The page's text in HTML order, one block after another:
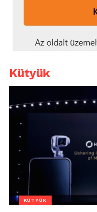
Kütyük
KÜTYÜK